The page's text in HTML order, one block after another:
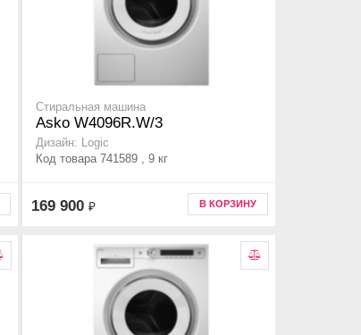
Стиральная машина
Asko W4096R.W/3
Дизайн: Logic
Код товара 741589 , 9 кг
169 900 ₽ В КОРЗИНУ